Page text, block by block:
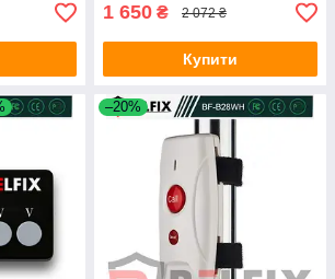
1 650 ₴ 2 072 ₴
Купити
–20%